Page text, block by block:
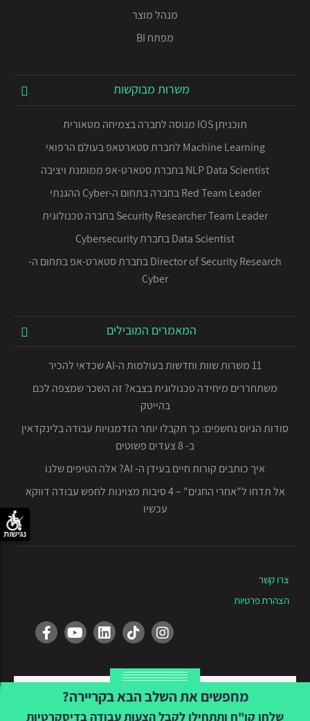
מנהל מוצר
מפתח BI
משרות מבוקשות
תוכניתן IOS מנוסה לחברה בצמיחה מטאורית
Machine Learning לחברת סטארטאפ בעולם הרפואי
NLP Data Scientist בחברת סטארט-אפ ממומנת ויציבה
Red Team Leader בחברה בתחום ה-Cyber ההגנתי
Security Researcher Team Leader בחברה טכנולוגית
Data Scientist בחברת Cybersecurity
Director of Security Research בחברת סטארט-אפ בתחום ה-
Cyber
המאמרים המובילים
11 משרות שוות וחדשות בעולמות ה-AI שכדאי להכיר
משתחררים מיחידה טכנולוגית בצבא? זה השכר שמצפה לכם
בהייטק
סודות הגיוס נחשפים: כך תקבלו יותר הזדמנויות עבודה בלינקדאין
ב- 8 צעדים פשוטים
איך כותבים קורות חיים בעידן ה- AI? אלה הטיפים שלנו
אל תדחו ל"אחרי החגים" – 4 סיבות מצוינות לחפש עבודה דווקא
עכשיו
צרו קשר
הצהרת פרטיות
Created by Tvuna
מחפשים את השלב הבא בקריירה?
שלחו קו"ח ותתחילו לקבל הצעות עבודה בדיסקרטיות
נגישות